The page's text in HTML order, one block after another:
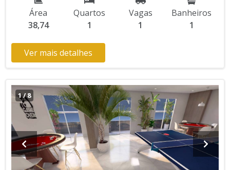
Infantil, Salão de Jogos, Espaço Kids Aceita Financiamento
Direto com a Construtora Lançamento, Em Obras * Os
valores e disponibilidade podem ser alterados sem prévio
Área
38,74
Quartos
1
Vagas
1
Banheiros
1
Ver mais detalhes
1/8